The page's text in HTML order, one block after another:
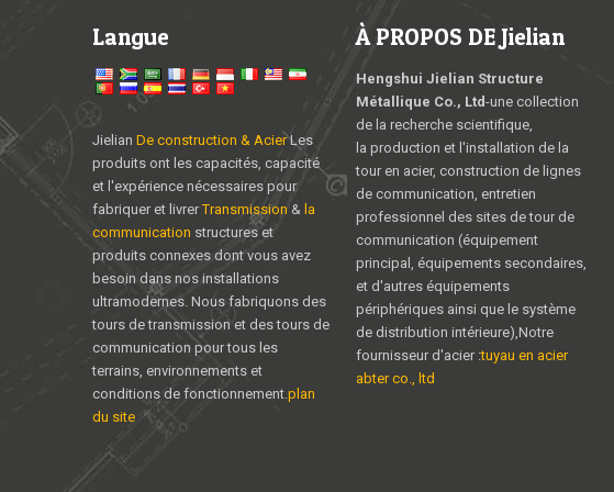
Langue
Jielian De construction & AcierLes
produits ont les capacités, capacité
et l'expérience nécessaires pour
fabriquer et livrerTransmission & la
communication structures et
produits connexes dont vous avez
besoin dans nos installations
ultramodernes. Nous fabriquons des
tours de transmission et des tours de
communication pour tous les
terrains, environnements et
conditions de fonctionnement. plan
du site
À PROPOS DE Jielian
Hengshui Jielian Structure
Métallique Co., Ltd-une collection
de la recherche scientifique,
la production et l'installation de la
tour en acier, construction de lignes
de communication, entretien
professionnel des sites de tour de
communication (équipement
principal, équipements secondaires,
et d'autres équipements
périphériques ainsi que le système
de distribution intérieure),Notre
fournisseur d'acier :tuyau en acier
abter co., ltd